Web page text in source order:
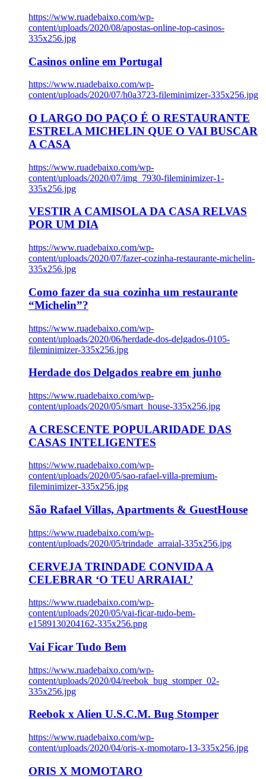
https://www.ruadebaixo.com/wp-
content/uploads/2020/08/apostas-online-top-casinos-
335x256.jpg
Casinos online em Portugal
https://www.ruadebaixo.com/wp-
content/uploads/2020/07/h0a3723-fileminimizer-335x256.jpg
O LARGO DO PAÇO É O RESTAURANTE
ESTRELA MICHELIN QUE O VAI BUSCAR
A CASA
https://www.ruadebaixo.com/wp-
content/uploads/2020/07/img_7930-fileminimizer-1-
335x256.jpg
VESTIR A CAMISOLA DA CASA RELVAS
POR UM DIA
https://www.ruadebaixo.com/wp-
content/uploads/2020/07/fazer-cozinha-restaurante-michelin-
335x256.jpg
Como fazer da sua cozinha um restaurante
“Michelin”?
https://www.ruadebaixo.com/wp-
content/uploads/2020/06/herdade-dos-delgados-0105-
fileminimizer-335x256.jpg
Herdade dos Delgados reabre em junho
https://www.ruadebaixo.com/wp-
content/uploads/2020/05/smart_house-335x256.jpg
A CRESCENTE POPULARIDADE DAS
CASAS INTELIGENTES
https://www.ruadebaixo.com/wp-
content/uploads/2020/05/sao-rafael-villa-premium-
fileminimizer-335x256.jpg
São Rafael Villas, Apartments & GuestHouse
https://www.ruadebaixo.com/wp-
content/uploads/2020/05/trindade_arraial-335x256.jpg
CERVEJA TRINDADE CONVIDA A
CELEBRAR ‘O TEU ARRAIAL’
https://www.ruadebaixo.com/wp-
content/uploads/2020/05/vai-ficar-tudo-bem-
e1589130204162-335x256.png
Vai Ficar Tudo Bem
https://www.ruadebaixo.com/wp-
content/uploads/2020/04/reebok_bug_stomper_02-
335x256.jpg
Reebok x Alien U.S.C.M. Bug Stomper
https://www.ruadebaixo.com/wp-
content/uploads/2020/04/oris-x-momotaro-13-335x256.jpg
ORIS X MOMOTARO